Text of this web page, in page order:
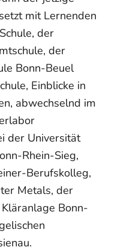
mit Lernenden
der
der
Bonn-Beuel
Einblicke in
abwechselnd im
der Universität
Rhein-Sieg,
Berufskolleg,
Metals, der
Bonn-